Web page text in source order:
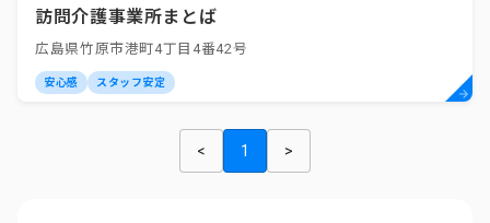
訪問介護事業所まとば
広島県竹原市港町4丁目4番42号
安心感 スタッフ安定
< 1 >